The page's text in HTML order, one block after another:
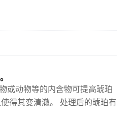
或动物等的内含物可提高琥珀
得其变清澈。 处理后的琥珀有